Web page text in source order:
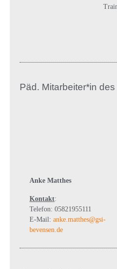
Päd. Mitarbeiter*in des
Anke Matthes
Kontakt:
Telefon: 05821955111
E-Mail: anke.matthes@gsi-
bevensen.de